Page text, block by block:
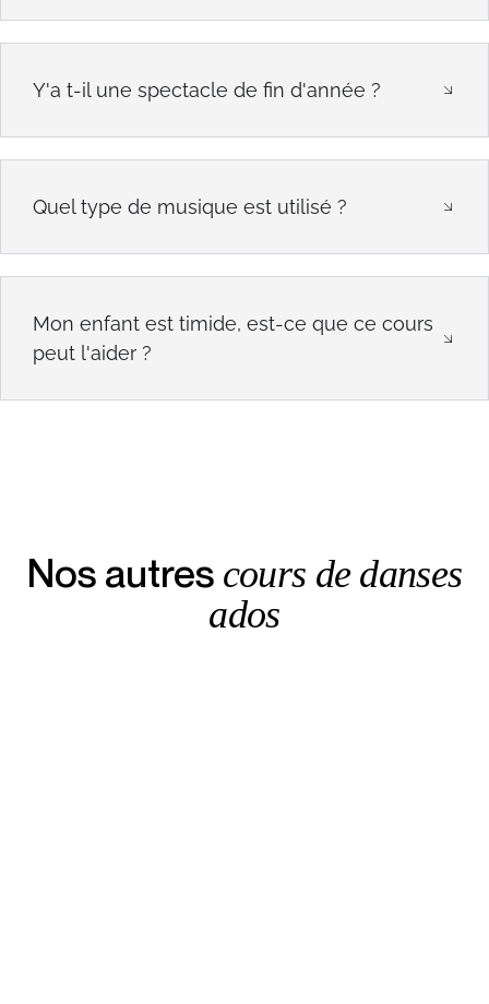
Y'a t-il une spectacle de fin d'année ?
Quel type de musique est utilisé ?
Mon enfant est timide, est-ce que ce cours
peut l'aider ?
Nos autres cours de danses
ados